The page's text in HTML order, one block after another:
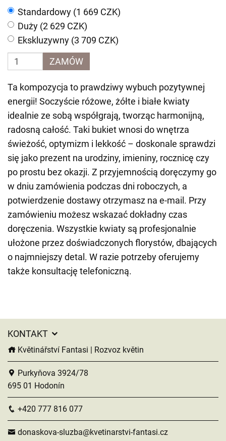
Standardowy (1 669 CZK)
Duży (2 629 CZK)
Ekskluzywny (3 709 CZK)
ZAMÓW
Ta kompozycja to prawdziwy wybuch pozytywnej
energii! Soczyście różowe, żółte i białe kwiaty
idealnie ze sobą współgrają, tworząc harmonijną,
radosną całość. Taki bukiet wnosi do wnętrza
świeżość, optymizm i lekkość – doskonale sprawdzi
się jako prezent na urodziny, imieniny, rocznicę czy
po prostu bez okazji. Z przyjemnością doręczymy go
w dniu zamówienia podczas dni roboczych, a
potwierdzenie dostawy otrzymasz na e-mail. Przy
zamówieniu możesz wskazać dokładny czas
doręczenia. Wszystkie kwiaty są profesjonalnie
ułożone przez doświadczonych florystów, dbających
o najmniejszy detal. W razie potrzeby oferujemy
także konsultację telefoniczną.
KONTAKT
Květinářství Fantasi | Rozvoz květin
Purkyňova 3924/78
695 01 Hodonín
+420 777 816 077
donaskova-sluzba@kvetinarstvi-fantasi.cz